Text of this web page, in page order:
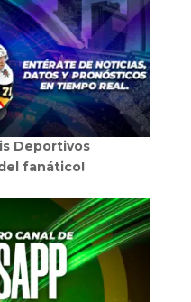
Deportivos
fanático!